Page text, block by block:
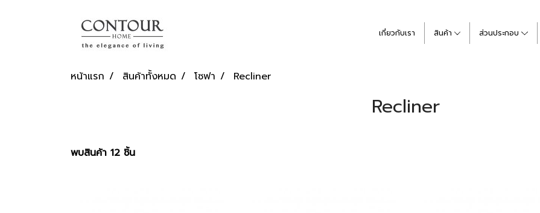
เกี่ยวกับเรา สินค้า ส่วนประกอบ
หน้าแรก สินค้าทั้งหมด โซฟา Recliner
Recliner
พบสินค้า 12 ชิ้น